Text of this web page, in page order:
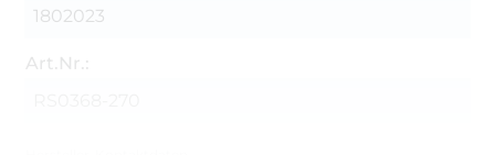
1802023
Art.Nr.: